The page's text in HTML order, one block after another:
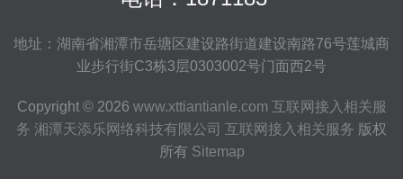
地址：湖南省湘潭市岳塘区建设路街道建设南路76号莲城商
业步行街C3栋3层0303002号门面西2号
Copyright © 2026 www.xttiantianle.com 互联网接入相关服
务 湘潭天添乐网络科技有限公司 互联网接入相关服务 版权
所有 Sitemap